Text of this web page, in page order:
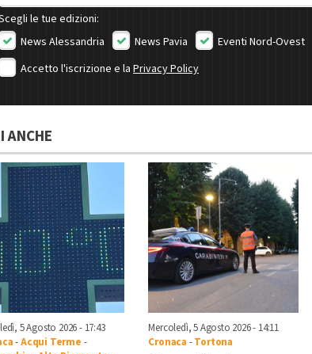
le tue edizioni:
News Alessandria
News Pavia
Eventi Nord-Ovest
Accetto l'iscrizione e la Privacy Policy
ANCHE
5 Agosto 2026 - 17:43
-Acqui Terme -
Mercoledì, 5 Agosto 2026 - 14:11
Cronaca -Tortona